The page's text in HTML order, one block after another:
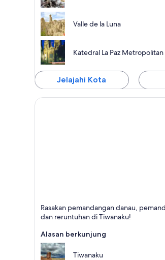
Valle de la Luna
Katedral La Paz Metropolitan
Jelajahi Kota
Terkenal dengan Danau, Gurun,
Rasakan pemandangan danau,
dan reruntuhan di Tiwanaku!
Alasan berkunjung
Tiwanaku